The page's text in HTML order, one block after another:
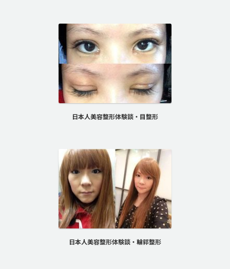
日本人美容整形体験談・目整形
日本人美容整形体験談・輪郭整形